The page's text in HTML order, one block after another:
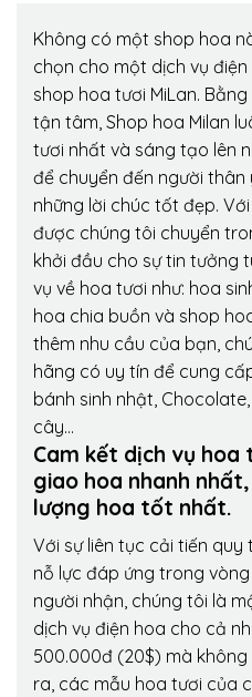
Không có một shop hoa
chọn cho một dịch vụ
shop hoa tươi MiLan.
tận tâm, Shop hoa Milan
tươi nhất và sáng tạo lên
để chuyển đến người
những lời chúc tốt đẹp.
được chúng tôi chuyển
khởi đầu cho sự tin tưởng
vụ về hoa tươi như: hoa
hoa chia buồn và shop
thêm nhu cầu của bạn,
hãng có uy tín để cung
bánh sinh nhật,
cây…
Cam kết dịch vụ
giao hoa nhanh
lượng hoa tốt nhất.
Với sự liên tục cải tiến quy
nỗ lực đáp ứng trong
người nhận, chúng tôi là
dịch vụ điện hoa cho cả
500.000đ (20$) mà
ra, các mẫu hoa tươi của